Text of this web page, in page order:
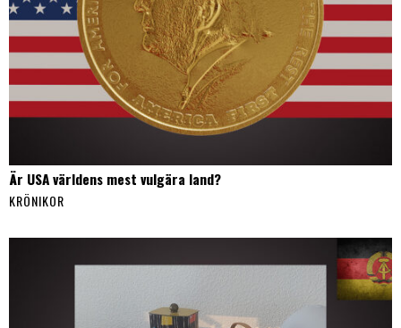
Är USA världens mest vulgära land?
KRÖNIKOR